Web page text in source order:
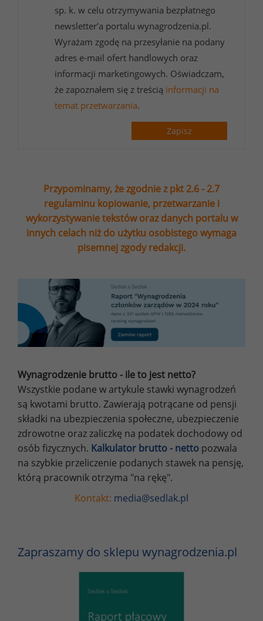
sp. k. w celu otrzymywania bezpłatnego
newsletter’a portalu wynagrodzenia.pl.
Wyrażam zgodę na przesyłanie na podany
adres e-mail ofert handlowych oraz
informacji marketingowych. Oświadczam,
że zapoznałem się z treścią informacji na
temat przetwarzania.
Zapisz
Przypominamy, że zgodnie z pkt 2.6 - 2.7
regulaminu kopiowanie, przetwarzanie i
wykorzystywanie tekstów oraz danych portalu w
innych celach niż do użytku osobistego wymaga
pisemnej zgody redakcji.
Wynagrodzenie brutto - ile to jest netto?
Wszystkie podane w artykule stawki wynagrodzeń
są kwotami brutto. Zawierają potrącane od pensji
składki na ubezpieczenia społeczne, ubezpieczenie
zdrowotne oraz zaliczkę na podatek dochodowy od
osób fizycznych. Kalkulator brutto - netto pozwala
na szybkie przeliczenie podanych stawek na pensję,
którą pracownik otrzyma "na rękę".
Kontakt: media@sedlak.pl
Zapraszamy do sklepu wynagrodzenia.pl